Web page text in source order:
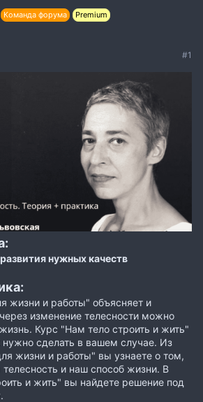
Команда форума Premium
#1
нужных качеств
жизни и работы" объясняет и
изменение телесности можно
Курс "Нам тело строить и жить"
нужно сделать в вашем случае. Из
жизни и работы" вы узнаете о том,
и наш способ жизни. В
и жить" вы найдете решение под